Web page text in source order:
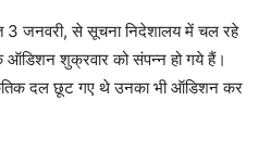
3 जनवरी, से सूचना निदेशालय में चल रहे
शुक्रवार को संपन्न हो गये हैं।
दल छूट गए थे उनका भी ऑडिशन कर